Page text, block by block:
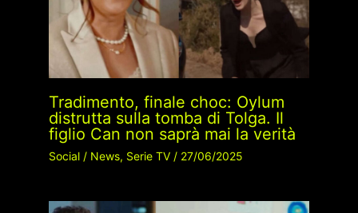
Tradimento, finale choc: Oylum
distrutta sulla tomba di Tolga. Il
figlio Can non saprà mai la verità
Social/ News, Serie TV/ 27/06/2025